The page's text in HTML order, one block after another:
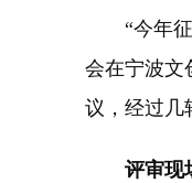
“今年征
会在宁波文
议，经过几
评审现